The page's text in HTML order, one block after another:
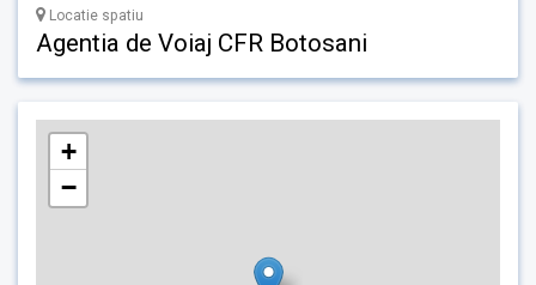
Locatie spatiu
Agentia de Voiaj CFR Botosani
+
−